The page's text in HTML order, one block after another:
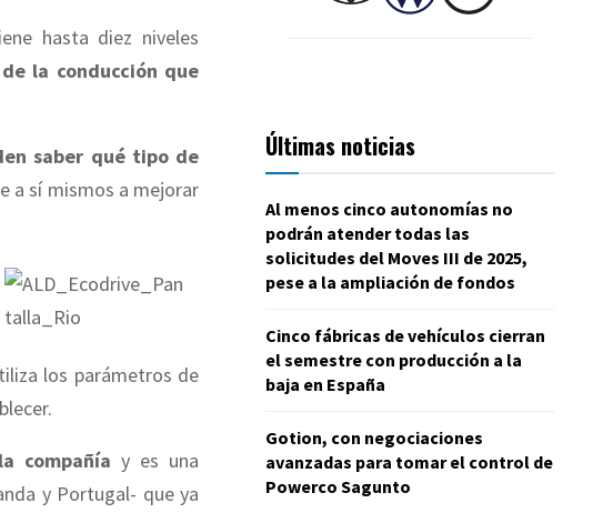
hasta diez niveles
la conducción que
saber qué tipo de
a sí mismos a mejorar
los parámetros de
compañía y es una
y Portugal- que ya
Últimas noticias
Al menos cinco autonomías no
podrán atender todas las
solicitudes del Moves III de 2025,
pese a la ampliación de fondos
Cinco fábricas de vehículos cierran
el semestre con producción a la
baja en España
Gotion, con negociaciones
avanzadas para tomar el control de
Powerco Sagunto